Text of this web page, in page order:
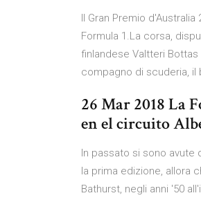
Il Gran Premio
Formula 1.La corsa,
finlandese Valtteri
compagno di scuderia, il
26 Mar 2018 La
en el circuito
In passato si sono avute
la prima edizione, allora
Bathurst, negli anni '50